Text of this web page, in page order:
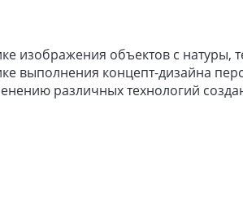
изображения объектов с
выполнения концепт-дизайна
различных технологий